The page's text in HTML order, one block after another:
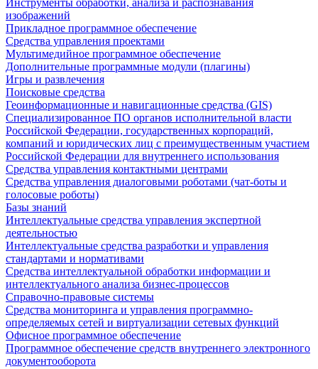
Инструменты обработки, анализа и распознавания
изображений
Прикладное программное обеспечение
Средства управления проектами
Мультимедийное программное обеспечение
Дополнительные программные модули (плагины)
Игры и развлечения
Поисковые средства
Геоинформационные и навигационные средства (GIS)
Специализированное ПО органов исполнительной власти
Российской Федерации, государственных корпораций,
компаний и юридических лиц с преимущественным участием
Российской Федерации для внутреннего использования
Средства управления контактными центрами
Средства управления диалоговыми роботами (чат-боты и
голосовые роботы)
Базы знаний
Интеллектуальные средства управления экспертной
деятельностью
Интеллектуальные средства разработки и управления
стандартами и нормативами
Средства интеллектуальной обработки информации и
интеллектуального анализа бизнес-процессов
Справочно-правовые системы
Средства мониторинга и управления программно-
определяемых сетей и виртуализации сетевых функций
Офисное программное обеспечение
Программное обеспечение средств внутреннего электронного
документооборота